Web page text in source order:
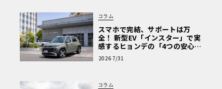
コラム
スマホで完結、サポートは万
全！ 新型EV「インスター」で実
感するヒョンデの「4つの安心」
【第1回・ヒョンデ6つの疑問：
Why? Hyundai?】〈PR〉
2026 7/31
コラム